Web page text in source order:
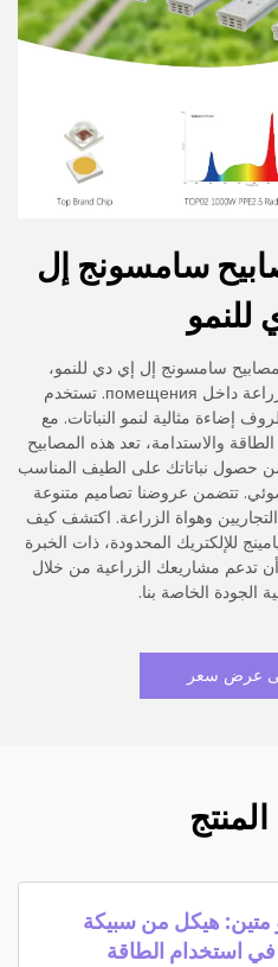
سامسونج إل
للنمو
سامسونج إل إي دي للنمو،
المصممة لتعزيز تجربتك في الزراعة داخل помещения. تستخدم
إضاءة مثالية لنمو النباتات. مع
والاستدامة، تعد هذه المصابيح
حصول نباتاتك على الطيف المناسب
تتضمن عروضنا تصاميم متنوعة
وهواة الزراعة. اكتشف كيف
للإلكتريك المحدودة، ذات الخبرة
تزيد عن 40 عاماً، أن تدعم مشاريعك الزراعية من خلال
الجودة الخاصة بنا.
عرض سعر
متين: هيكل من سبيكة
في استخدام الطاقة